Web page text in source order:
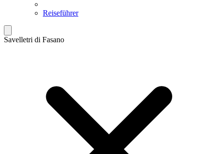
Reiseführer
Savelletri di Fasano